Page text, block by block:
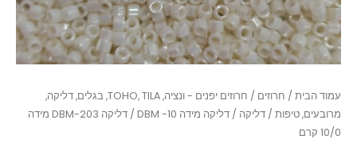
עמוד הבית / חרוזים /
חרוזים יפנים - ונציה, TOHO, TILA, בגלים, דליקה,
מרובעים, טיפות / דליקה / דליקה מידה 10- DBM
/ דליקה DBM-203 מידה
10/0 קרם